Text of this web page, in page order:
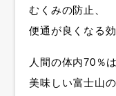
むくみの防止、
便通が良くなる
人間の体内70％
美味しい富士山